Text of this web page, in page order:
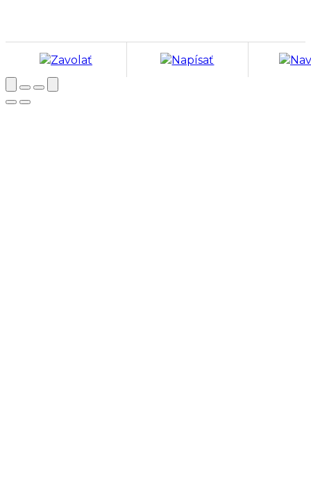
Zavolať Napísať